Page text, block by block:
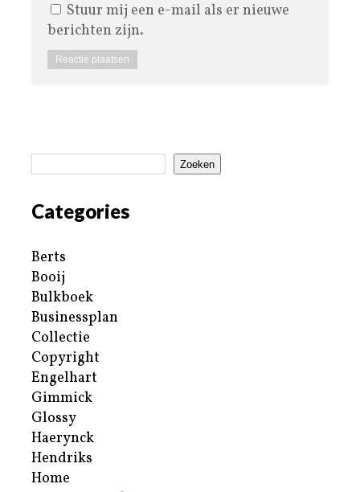
Stuur mij een e-mail als er nieuwe
berichten zijn.
Zoeken
Categories
Berts
Booij
Bulkboek
Businessplan
Collectie
Copyright
Engelhart
Gimmick
Glossy
Haerynck
Hendriks
Home